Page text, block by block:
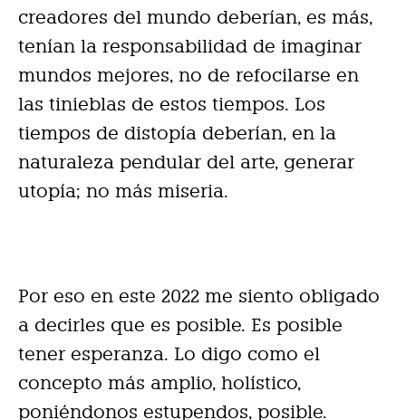
creadores del mundo deberían, es más,
tenían la responsabilidad de imaginar
mundos mejores, no de refocilarse en
las tinieblas de estos tiempos. Los
tiempos de distopía deberían, en la
naturaleza pendular del arte, generar
utopía; no más miseria.
Por eso en este 2022 me siento obligado
a decirles que es posible. Es posible
tener esperanza. Lo digo como el
concepto más amplio, holístico,
poniéndonos estupendos, posible.